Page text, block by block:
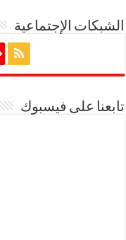
الشبكات الإجتماعية
تابعنا على فيسبوك